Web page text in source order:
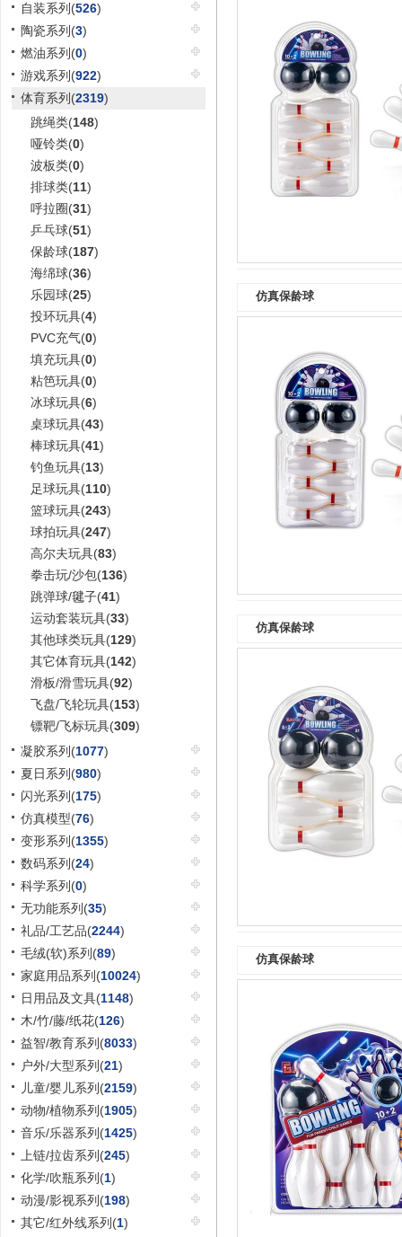
自装系列(526)
陶瓷系列(3)
燃油系列(0)
游戏系列(922)
体育系列(2319)
跳绳类(148)
哑铃类(0)
波板类(0)
排球类(11)
呼拉圈(31)
乒乓球(51)
保龄球(187)
海绵球(36)
乐园球(25)
投环玩具(4)
PVC充气(0)
填充玩具(0)
粘笆玩具(0)
冰球玩具(6)
桌球玩具(43)
棒球玩具(41)
钓鱼玩具(13)
足球玩具(110)
篮球玩具(243)
球拍玩具(247)
高尔夫玩具(83)
拳击玩/沙包(136)
跳弹球/毽子(41)
运动套装玩具(33)
其他球类玩具(129)
其它体育玩具(142)
滑板/滑雪玩具(92)
飞盘/飞轮玩具(153)
镖靶/飞标玩具(309)
凝胶系列(1077)
夏日系列(980)
闪光系列(175)
仿真模型(76)
变形系列(1355)
数码系列(24)
科学系列(0)
无功能系列(35)
礼品/工艺品(2244)
毛绒(软)系列(89)
家庭用品系列(10024)
日用品及文具(1148)
木/竹/藤/纸花(126)
益智/教育系列(8033)
户外/大型系列(21)
儿童/婴儿系列(2159)
动物/植物系列(1905)
音乐/乐器系列(1425)
上链/拉齿系列(245)
化学/吹瓶系列(1)
动漫/影视系列(198)
其它/红外线系列(1)
仿真保龄球
仿真保龄球
仿真保龄球